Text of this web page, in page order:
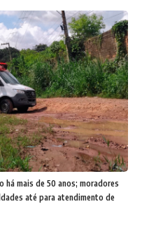
há mais de 50 anos; moradores
até para atendimento de